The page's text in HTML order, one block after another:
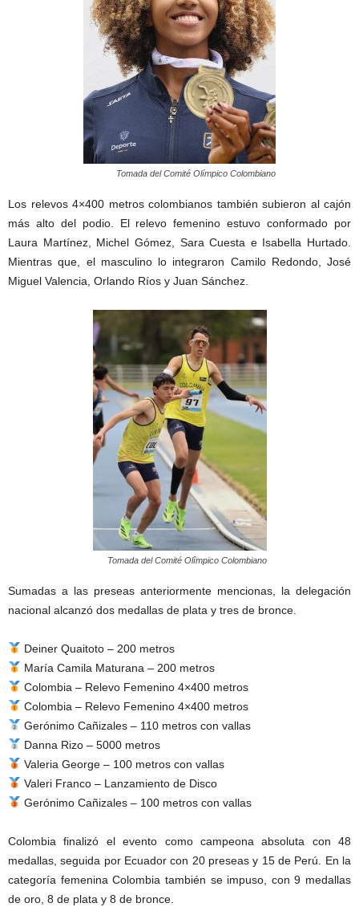
Tomada del Comité Olímpico Colombiano
Los relevos 4×400 metros colombianos también subieron al cajón
más alto del podio. El relevo femenino estuvo conformado por
Laura Martínez, Michel Gómez, Sara Cuesta e Isabella Hurtado.
Mientras que, el masculino lo integraron Camilo Redondo, José
Miguel Valencia, Orlando Ríos y Juan Sánchez.
Tomada del Comité Olîmpico Colombiano
Sumadas a las preseas anteriormente mencionas, la delegación
nacional alcanzó dos medallas de plata y tres de bronce.
Deiner Quaitoto – 200 metros
María Camila Maturana – 200 metros
Colombia – Relevo Femenino 4×400 metros
Colombia – Relevo Femenino 4×400 metros
Gerónimo Cañizales – 110 metros con vallas
Danna Rizo – 5000 metros
Valeria George – 100 metros con vallas
Valeri Franco – Lanzamiento de Disco
Gerónimo Cañizales – 100 metros con vallas
Colombia finalizó el evento como campeona absoluta con 48
medallas, seguida por Ecuador con 20 preseas y 15 de Perú. En la
categoría femenina Colombia también se impuso, con 9 medallas
de oro, 8 de plata y 8 de bronce.